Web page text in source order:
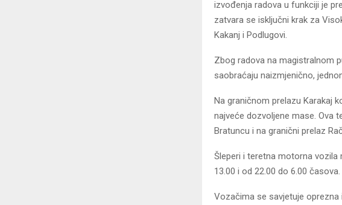
izvođenja radova u funkciji je
zatvara se isključni krak za
Kakanj i Podlugovi.
Zbog radova na magistralnom
saobraćaju naizmjenično,
Na graničnom prelazu Karakaj
najveće dozvoljene mase. Ova
Bratuncu i na granični prelaz
Šleperi i teretna motorna vozila
13.00 i od 22.00 do 6.00 časova.
Vozačima se savjetuje